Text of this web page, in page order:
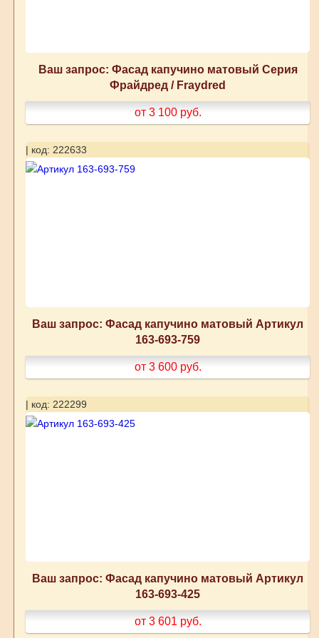
Ваш запрос: Фасад капучино матовый Серия
Фрайдред / Fraydred
от 3 100 руб.
| код: 222633
Ваш запрос: Фасад капучино матовый Артикул
163-693-759
от 3 600 руб.
| код: 222299
Ваш запрос: Фасад капучино матовый Артикул
163-693-425
от 3 601 руб.